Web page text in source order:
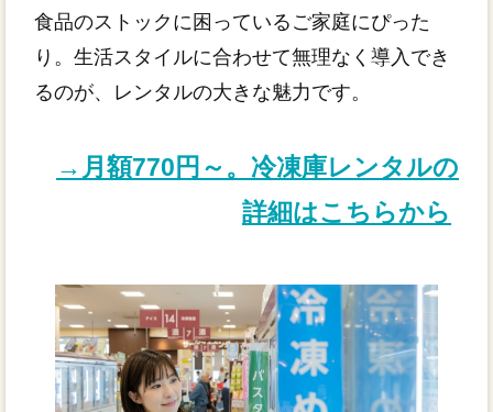
食品のストックに困っているご家庭にぴった
り。生活スタイルに合わせて無理なく導入でき
るのが、レンタルの大きな魅力です。
→月額770円～。冷凍庫レンタルの
詳細はこちらから